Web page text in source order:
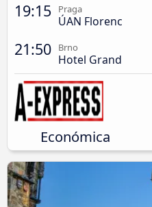
19:15 Praga
ÚAN Florenc
21:50 Brno
Hotel Grand
Económica